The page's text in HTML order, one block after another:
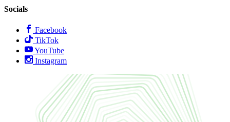
Socials
Facebook
TikTok
YouTube
Instagram